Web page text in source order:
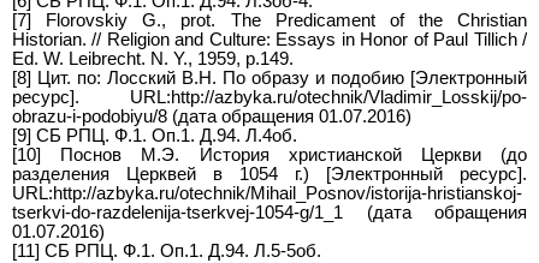
[7] Florovskiy G., prot. The Predicament of the Christian
Historian. // Religion and Culture: Essays in Honor of Paul Tillich /
Ed. W. Leibrecht. N. Y., 1959, p.149.
[8] Цит. по: Лосский В.Н. По образу и подобию [Электронный
ресурс]. URL:http://azbyka.ru/otechnik/Vladimir_Losskij/po-
obrazu-i-podobiyu/8 (дата обращения 01.07.2016)
[9] СБ РПЦ. Ф.1. Оп.1. Д.94. Л.4об.
[10] Поснов М.Э. История христианской Церкви (до
разделения Церквей в 1054 г.) [Электронный ресурс].
URL:http://azbyka.ru/otechnik/Mihail_Posnov/istorija-hristianskoj-
tserkvi-do-razdelenija-tserkvej-1054-g/1_1 (дата обращения
01.07.2016)
[11] СБ РПЦ. Ф.1. Оп.1. Д.94. Л.5-5об.